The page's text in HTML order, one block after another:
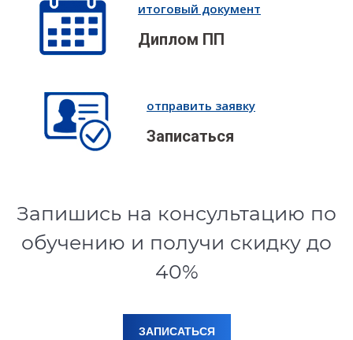
итоговый документ
Диплом ПП
отправить заявку
Записаться
Запишись на консультацию по
обучению и получи скидку до
40%
ЗАПИСАТЬСЯ